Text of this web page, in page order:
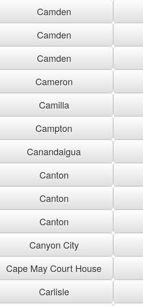
Camden
Camden
Camden
Cameron
Camilla
Campton
Canandaigua
Canton
Canton
Canton
Canyon City
Cape May Court House
Carlisle